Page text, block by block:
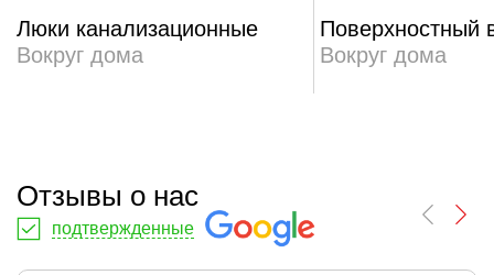
Люки канализационные
Вокруг дома
Поверхностный
Вокруг дома
Отзывы о нас
подтвержденные